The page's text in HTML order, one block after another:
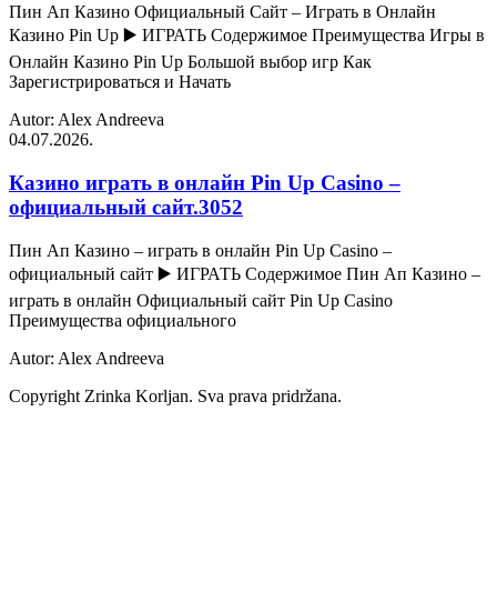
Пин Ап Казино Официальный Сайт – Играть в Онлайн
Казино Pin Up ▶️ ИГРАТЬ Содержимое Преимущества Игры в
Онлайн Казино Pin Up Большой выбор игр Как
Зарегистрироваться и Начать
Autor: Alex Andreeva
04.07.2026.
Казино играть в онлайн Pin Up Casino –
официальный сайт.3052
Пин Ап Казино – играть в онлайн Pin Up Casino –
официальный сайт ▶️ ИГРАТЬ Содержимое Пин Ап Казино –
играть в онлайн Официальный сайт Pin Up Casino
Преимущества официального
Autor: Alex Andreeva
Copyright Zrinka Korljan. Sva prava pridržana.